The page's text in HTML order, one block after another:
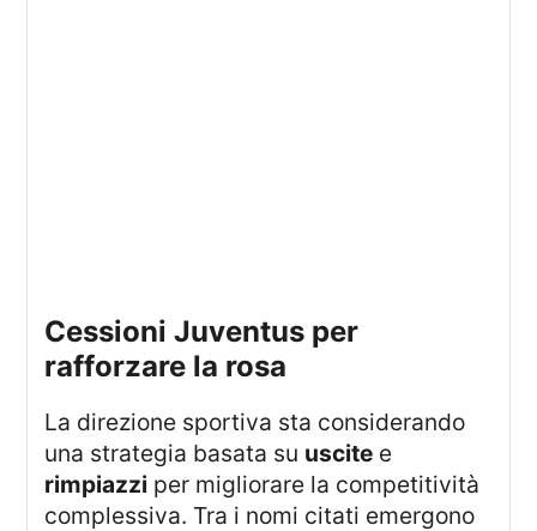
cessioni Juventus per
rafforzare la rosa
La direzione sportiva sta considerando
una strategia basata su uscite e
rimpiazzi per migliorare la competitività
complessiva. Tra i nomi citati emergono